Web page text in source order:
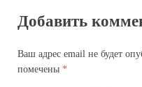
Добавить
Ваш адрес email не будет
помечены *